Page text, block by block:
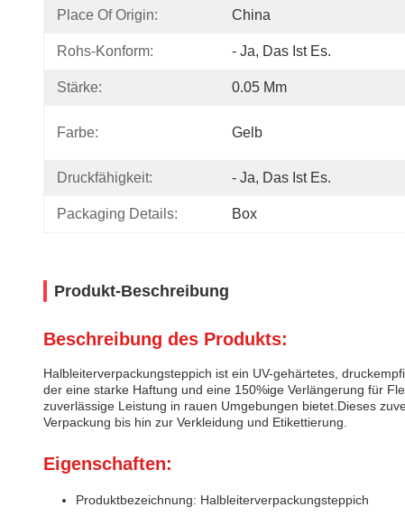
Place Of Origin: China
Rohs-Konform: - Ja, Das Ist Es.
Stärke: 0.05 Mm
Farbe: Gelb
Druckfähigkeit: - Ja, Das Ist Es.
Packaging Details: Box
Produkt-Beschreibung
Beschreibung des Produkts:
Halbleiterverpackungsteppich ist ein UV-gehärtetes,
der eine starke Haftung und eine 150%ige Verlängerung für
zuverlässige Leistung in rauen Umgebungen bietet.Dieses
Verpackung bis hin zur Verkleidung und Etikettierung.
Eigenschaften:
Produktbezeichnung: Halbleiterverpackungsteppich